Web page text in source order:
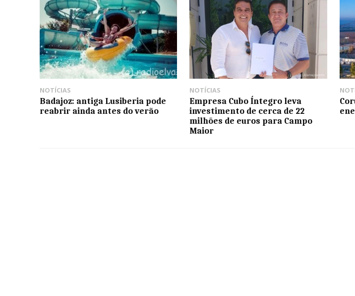
NOTÍCIAS
Badajoz: antiga Lusiberia pode
reabrir ainda antes do verão
NOTÍCIAS
Empresa Cubo Íntegro leva
investimento de cerca de 22
milhões de euros para Campo
Maior